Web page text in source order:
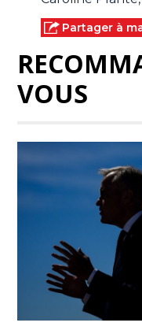
Partager à
VOUS